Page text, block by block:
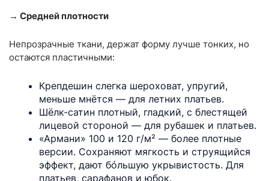
→ Средней плотности
Непрозрачные ткани, держат форму лучше тонких, но
остаются пластичными:
Крепдешин слегка шероховат, упругий,
меньше мнётся — для летних платьев.
Шёлк-сатин плотный, гладкий, с блестящей
лицевой стороной — для рубашек и платьев.
«Армани» 100 и 120 г/м² — более плотные
версии. Сохраняют мягкость и струящийся
эффект, дают бóльшую укрывистость. Для
платьев, сарафанов и юбок.